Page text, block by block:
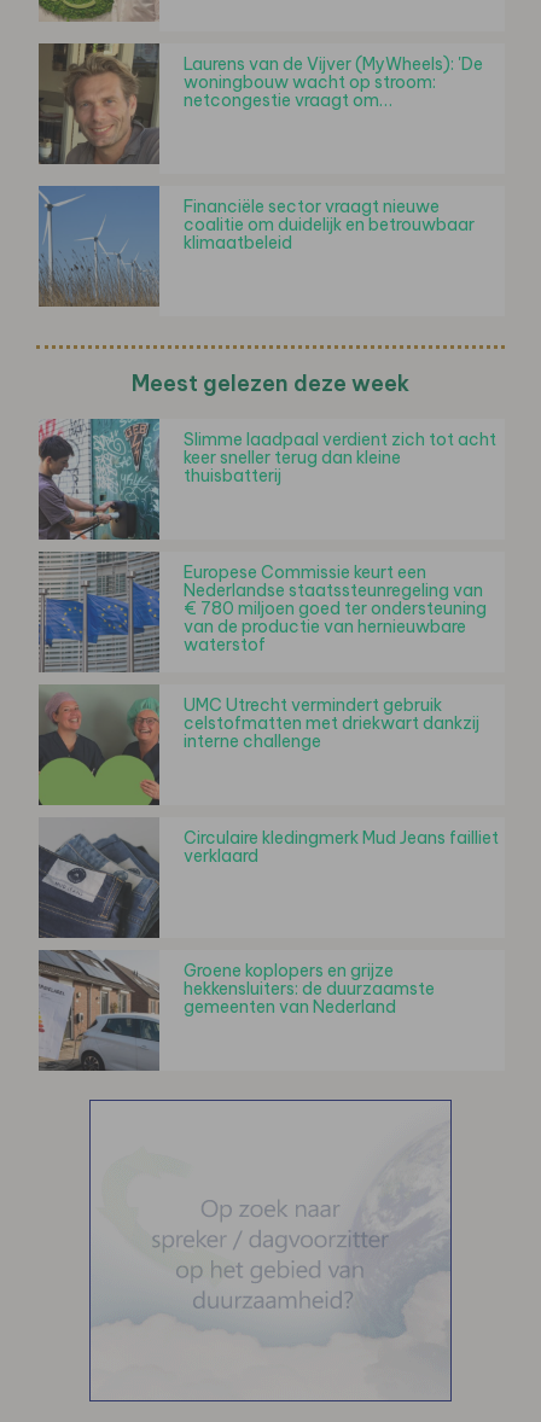
Laurens van de Vijver (MyWheels): 'De
woningbouw wacht op stroom:
netcongestie vraagt om…
Financiële sector vraagt nieuwe
coalitie om duidelijk en betrouwbaar
klimaatbeleid
Meest gelezen deze week
Slimme laadpaal verdient zich tot acht
keer sneller terug dan kleine
thuisbatterij
Europese Commissie keurt een
Nederlandse staatssteunregeling van
€ 780 miljoen goed ter ondersteuning
van de productie van hernieuwbare
waterstof
UMC Utrecht vermindert gebruik
celstofmatten met driekwart dankzij
interne challenge
Circulaire kledingmerk Mud Jeans failliet
verklaard
Groene koplopers en grijze
hekkensluiters: de duurzaamste
gemeenten van Nederland